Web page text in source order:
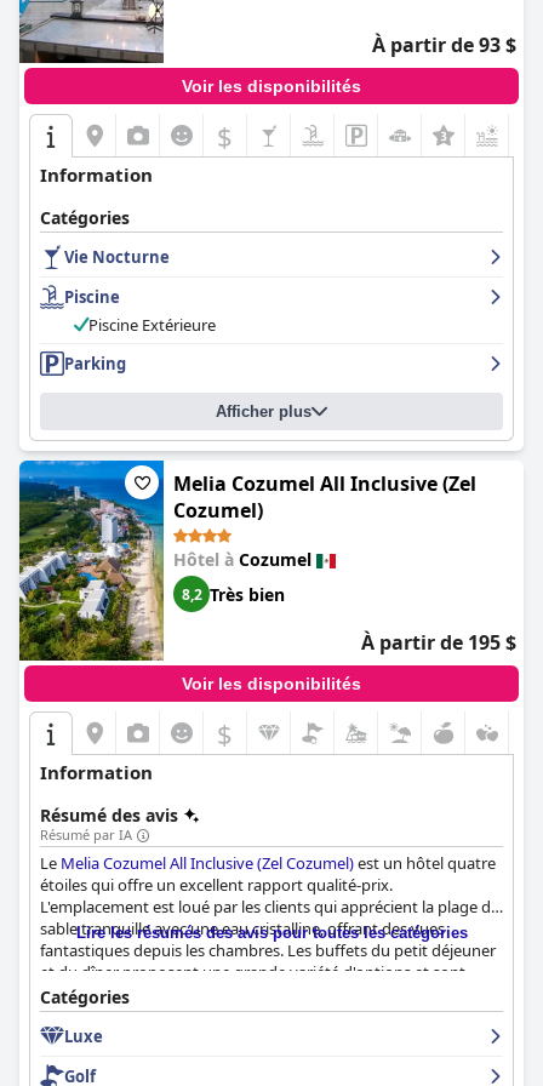
À partir de 93 $
Voir les disponibilités
$
Information
Catégories
Vie Nocturne
Piscine
Piscine Extérieure
Parking
Afficher plus
Melia Cozumel All Inclusive (Zel
Cozumel)
Hôtel à Cozumel
8,2 Très bien
À partir de 195 $
Voir les disponibilités
$
Information
Résumé des avis
Résumé par IA
Le Melia Cozumel All Inclusive (Zel Cozumel)est un hôtel quatre
étoiles qui offre un excellent rapport qualité-prix.
L'emplacement est loué par les clients qui apprécient la plage de
sable tranquille avec une eau cristalline, offrant des vues
fantastiques depuis les chambres. Les buffets du petit déjeuner
et du dîner proposent une grande variété d'options et sont
généralement de bonne qualité. Le restaurant Fish House est
fortement recommandé, tandis que le restaurant The Mole
pourrait être amélioré. Les chambres sont spacieuses et
propres, avec de beaux balcons et des vues sur l'océan. L'hôtel
dispose d'excellentes installations, notamment de fantastiques
Lire les résumés des avis pour toutes les catégories
Catégories
Luxe
Golf